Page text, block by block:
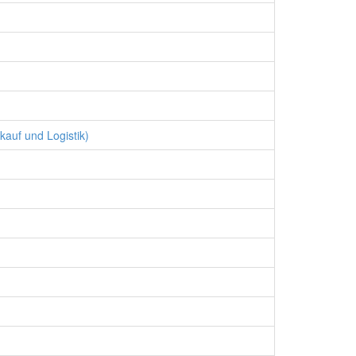
und Logistik)